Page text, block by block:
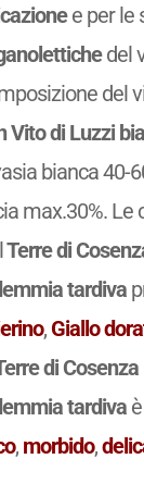
e per le
del
del
Vito di Luzzi
bianca 40-
max.30%.
Terre di
tardiva
, Giallo
di
tardivaè
, morbido,